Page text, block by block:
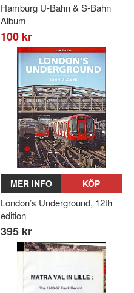
Hamburg U-Bahn & S-Bahn
Album
100 kr
MER INFO KÖP
London’s Underground, 12th
edition
395 kr